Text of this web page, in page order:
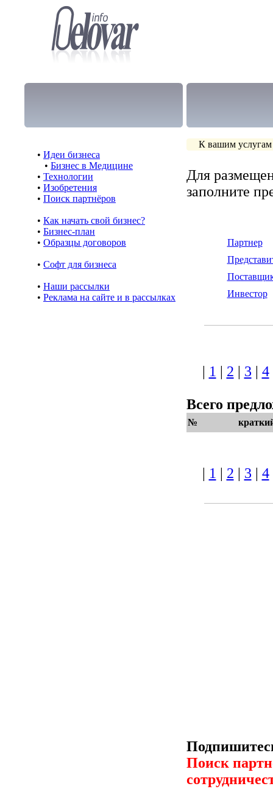
• Идеи бизнеса
• Бизнес в Медицине
• Технологии
• Изобретения
• Поиск партнёров
• Как начать свой бизнес?
• Бизнес-план
• Образцы договоров
• Cофт для бизнеса
• Наши рассылки
• Реклама на сайте и в рассылках
К вашим услугам
Для
заполните
Партнер
Инвестор
| 1 | 2 | 3 | 4
Всего
№
| 1 | 2 | 3 | 4
Поиск